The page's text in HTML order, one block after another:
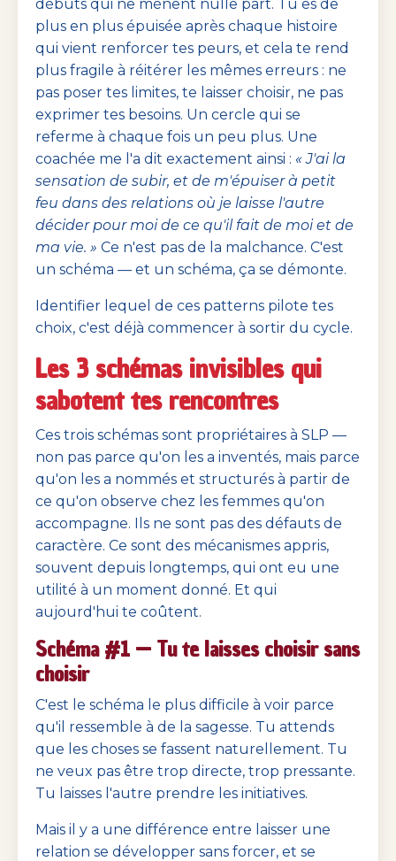
débuts qui ne mènent nulle part. Tu es de
plus en plus épuisée après chaque histoire
qui vient renforcer tes peurs, et cela te rend
plus fragile à réitérer les mêmes erreurs : ne
pas poser tes limites, te laisser choisir, ne pas
exprimer tes besoins. Un cercle qui se
referme à chaque fois un peu plus. Une
coachée me l'a dit exactement ainsi : « J'ai la
sensation de subir, et de m'épuiser à petit
feu dans des relations où je laisse l'autre
décider pour moi de ce qu'il fait de moi et de
ma vie. » Ce n'est pas de la malchance. C'est
un schéma — et un schéma, ça se démonte.
Identifier lequel de ces patterns pilote tes
choix, c'est déjà commencer à sortir du cycle.
Les 3 schémas invisibles qui
sabotent tes rencontres
Ces trois schémas sont propriétaires à SLP —
non pas parce qu'on les a inventés, mais parce
qu'on les a nommés et structurés à partir de
ce qu'on observe chez les femmes qu'on
accompagne. Ils ne sont pas des défauts de
caractère. Ce sont des mécanismes appris,
souvent depuis longtemps, qui ont eu une
utilité à un moment donné. Et qui
aujourd'hui te coûtent.
Schéma #1 — Tu te laisses choisir sans
choisir
C'est le schéma le plus difficile à voir parce
qu'il ressemble à de la sagesse. Tu attends
que les choses se fassent naturellement. Tu
ne veux pas être trop directe, trop pressante.
Tu laisses l'autre prendre les initiatives.
Mais il y a une différence entre laisser une
relation se développer sans forcer, et se